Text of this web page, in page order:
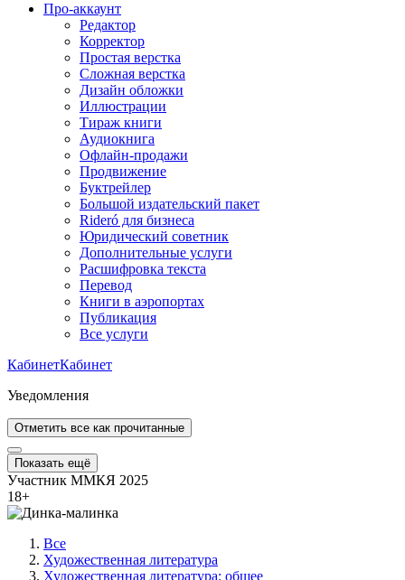
Про-аккаунт
Редактор
Корректор
Простая верстка
Сложная верстка
Дизайн обложки
Иллюстрации
Тираж книги
Аудиокнига
Офлайн-продажи
Продвижение
Буктрейлер
Большой издательский пакет
Rideró для бизнеса
Юридический советник
Дополнительные услуги
Расшифровка текста
Перевод
Книги в аэропортах
Публикация
Все услуги
КабинетКабинет
Уведомления
Отметить все как прочитанные
Показать ещё
Участник ММКЯ 2025
18+
Все
Художественная литература
Художественная литература: общее